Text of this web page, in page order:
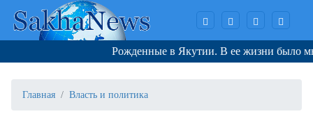
Рожденные в Якутии. В ее жизни было
Главная Власть и политика